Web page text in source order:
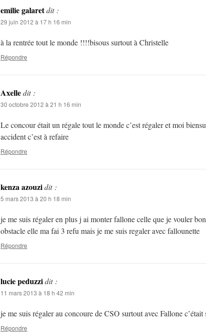
emilie galaretdit :
29 juin 2012 à 17 h 16 min
à la rentrée tout le monde !!!!bisous surtout à Christelle
Répondre
Axelledit :
30 octobre 2012 à 21 h 16 min
Le concour était un régale tout le monde c’est régaler et moi
accident c’est à refaire
Répondre
kenza azouzidit :
5 mars 2013 à 20 h 18 min
je me suis régaler en plus j ai monter fallone celle que je vouler
obstacle elle ma fai 3 refu mais je me suis regaler avec fallounette
Répondre
lucie peduzzidit :
11 mars 2013 à 18 h 42 min
je me suis régaler au concoure de CSO surtout avec Fallone
Répondre